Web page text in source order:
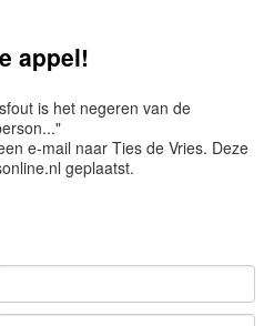
appel!
is het negeren van de
e-mail naar Ties de Vries. Deze
geplaatst.